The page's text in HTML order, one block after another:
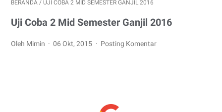
BERANDA / UJI COBA 2 MID SEMESTER GANJIL 2016
Uji Coba 2 Mid Semester Ganjil 2016
Oleh Mimin 06 Okt, 2015 Posting Komentar